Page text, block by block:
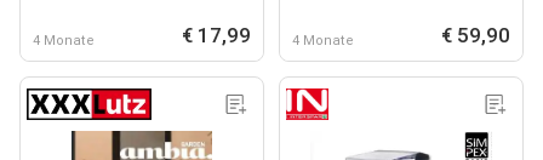
4 Monate € 17,99 4 Monate € 59,90